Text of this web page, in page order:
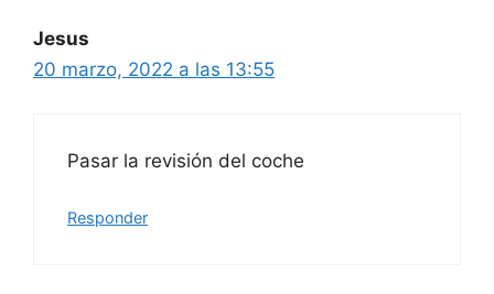
Jesus
20 marzo, 2022 a las 13:55
Pasar la revisión del coche
Responder